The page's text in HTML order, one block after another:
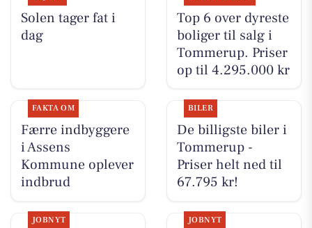
Solen tager fat i
dag
Top 6 over dyreste
boliger til salg i
Tommerup. Priser
op til 4.295.000 kr
FAKTA OM
Færre indbyggere
i Assens
Kommune oplever
indbrud
BILER
De billigste biler i
Tommerup -
Priser helt ned til
67.795 kr!
JOBNYT JOBNYT